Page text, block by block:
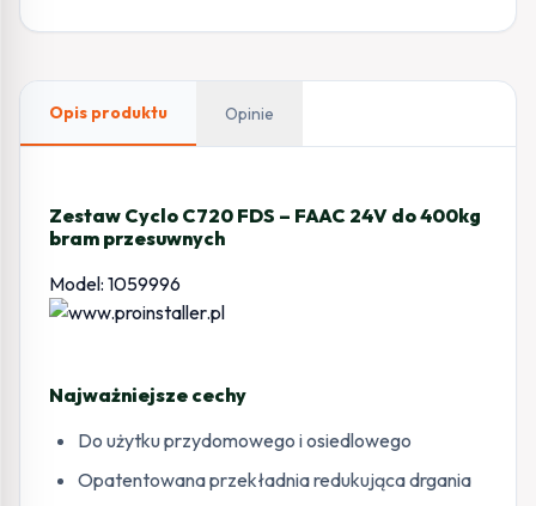
bram
Opis produktu Opinie
Zestaw Cyclo C720 FDS – FAAC 24V do 400kg
bram przesuwnych
Model: 1059996
Najważniejsze cechy
Do użytku przydomowego i osiedlowego
Opatentowana przekładnia redukująca drgania